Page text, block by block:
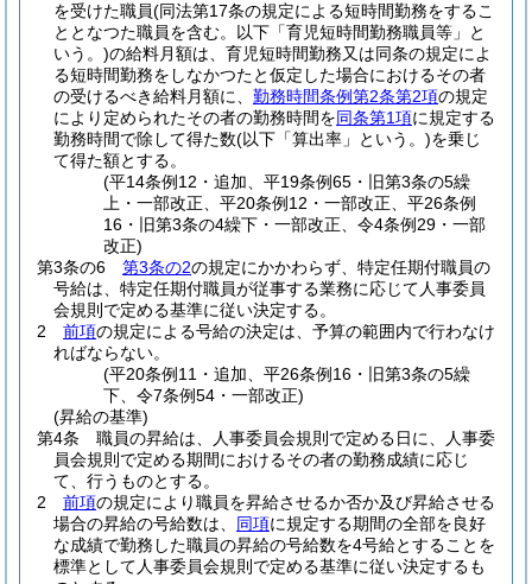
を受けた職員(同法第17条の規定による短時間勤務をするこ
ととなつた職員を含む。以下「育児短時間勤務職員等」と
いう。)の給料月額は、育児短時間勤務又は同条の規定によ
る短時間勤務をしなかつたと仮定した場合におけるその者
の受けるべき給料月額に、 勤務時間条例第2条第2項の規定
により定められたその者の勤務時間を同条第1項に規定する
勤務時間で除して得た数(以下「算出率」という。)を乗じ
て得た額とする。
(平14条例12・追加、平19条例65・旧第3条の5繰
上・一部改正、平20条例12・一部改正、平26条例
16・旧第3条の4繰下・一部改正、令4条例29・一部
改正)
第3条の6
第3条の2の規定にかかわらず、特定任期付職員の
号給は、特定任期付職員が従事する業務に応じて人事委員
会規則で定める基準に従い決定する。
2
前項の規定による号給の決定は、予算の範囲内で行わなけ
ればならない。
(平20条例11・追加、平26条例16・旧第3条の5繰
下、令7条例54・一部改正)
(昇給の基準)
第4条
職員の昇給は、人事委員会規則で定める日に、人事委
員会規則で定める期間におけるその者の勤務成績に応じ
て、行うものとする。
2
前項の規定により職員を昇給させるか否か及び昇給させる
場合の昇給の号給数は、 同項に規定する期間の全部を良好
な成績で勤務した職員の昇給の号給数を4号給とすることを
標準として人事委員会規則で定める基準に従い決定するも